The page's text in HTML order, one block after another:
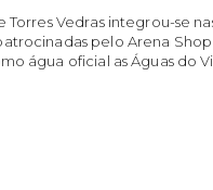
Vedras integrou-se
pelo Arena
água oficial as Águas do